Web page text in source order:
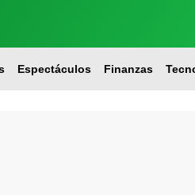
Espectáculos Finanzas